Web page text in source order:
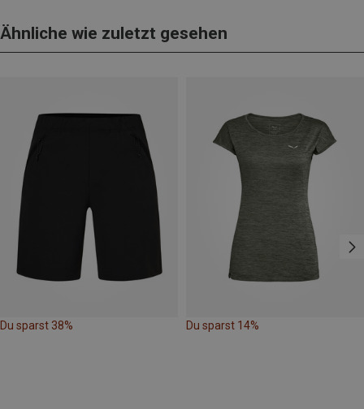
Ähnliche wie zuletzt gesehen
Du sparst 38% Du sparst 14%